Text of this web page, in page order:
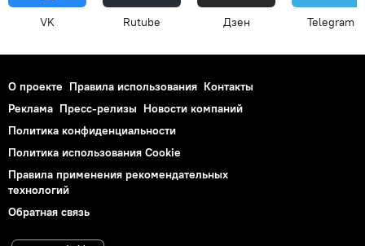
VK Rutube Дзен Telegram
О проекте Правила использования Контакты
Реклама Пресс-релизы Новости компаний
Политика конфиденциальности
Политика использования Cookie
Правила применения рекомендательных
технологий
Обратная связь